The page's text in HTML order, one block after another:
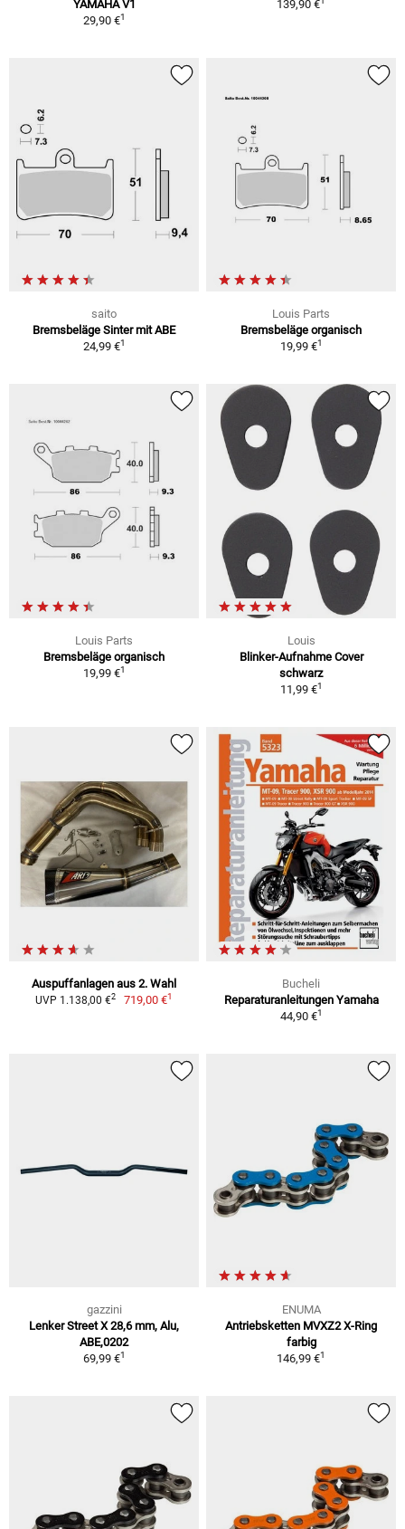
YAMAHA V1
29,90 €1
139,90 €
saito
Bremsbeläge Sinter mit ABE
24,99 €1
Louis Parts
Bremsbeläge organisch
19,99 €1
Louis Parts
Bremsbeläge organisch
19,99 €1
Louis
Blinker-Aufnahme Cover
schwarz
11,99 €1
Auspuffanlagen aus 2. Wahl
UVP 1.138,00 €2 719,00 €1
Bucheli
Reparaturanleitungen Yamaha
44,90 €1
gazzini
Lenker Street X 28,6 mm, Alu,
ABE,0202
69,99 €1
ENUMA
Antriebsketten MVXZ2 X-Ring
farbig
146,99 €1